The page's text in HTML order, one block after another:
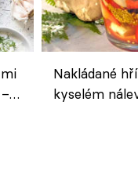
Nakládané
kyselém